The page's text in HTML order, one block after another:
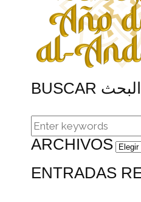
BUSCAR البحث
ARCHIVOS
ENTRADAS